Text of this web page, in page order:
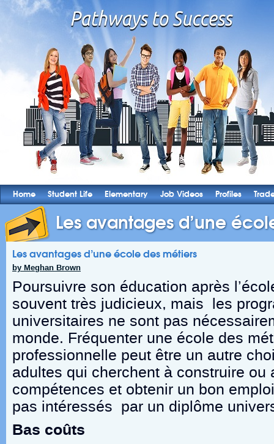
Home Student Life Elementary Job Videos Profiles
Les avantages d’une
Les avantages d’une école des métiers
by Meghan Brown
Poursuivre son éducation après
souvent très judicieux, mais les
universitaires ne sont pas
monde. Fréquenter une école des
professionnelle peut être un autre
adultes qui cherchent à construire ou
compétences et obtenir un bon
pas intéressés par un diplôme
Bas coûts